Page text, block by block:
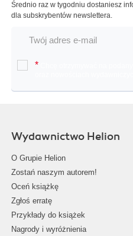
Średnio raz w tygodniu dostaniesz
dla subskrybentów newslettera.
*
Wydawnictwo Helion
O Grupie Helion
Zostań naszym autorem!
Oceń książkę
Zgłoś erratę
Przykłady do książek
Nagrody i wyróżnienia